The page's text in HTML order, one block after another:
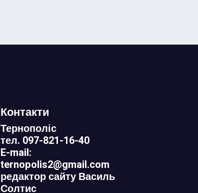
Контакти
Тернополіс
тел. 097-821-16-40
E-mail:
ternopolis2@gmail.com
редактор сайту Василь
Солтис